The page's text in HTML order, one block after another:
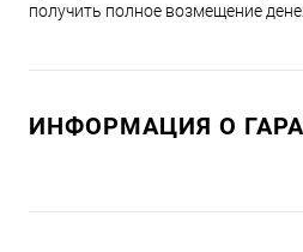
получить полное возмещение
ИНФОРМАЦИЯ О